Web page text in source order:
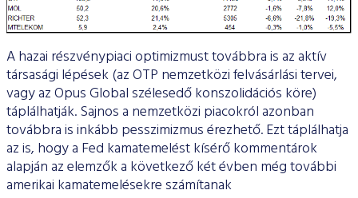
A hazai részvénypiaci optimizmust továbbra is az aktív
társasági lépések (az OTP nemzetközi felvásárlási tervei,
vagy az Opus Global szélesedő konszolidációs köre)
táplálhatják. Sajnos a nemzetközi piacokról azonban
továbbra is inkább pesszimizmus érezhető. Ezt táplálhatja
az is, hogy a Fed kamatemelést kísérő kommentárok
alapján az elemzők a következő két évben még további
amerikai kamatemelésekre számítanak